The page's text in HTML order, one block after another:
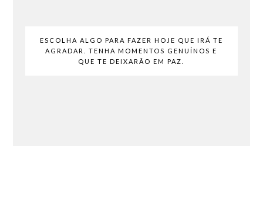
ESCOLHA ALGO PARA FAZER HOJE QUE IRÁ TE
AGRADAR. TENHA MOMENTOS GENUÍNOS E
QUE TE DEIXARÃO EM PAZ.